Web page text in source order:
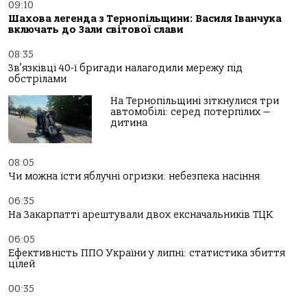
09:10
Шахова легенда з Тернопільщини: Василя Іванчука
включать до Зали світової слави
08:35
Зв’язківці 40-ї бригади налагодили мережу під
обстрілами
На Тернопільщині зіткнулися три
автомобілі: серед потерпілих —
дитина
08:05
Чи можна їсти яблучні огризки: небезпека насіння
06:35
На Закарпатті арештували двох ексначальників ТЦК
06:05
Ефективність ППО України у липні: статистика збиття
цілей
00:35